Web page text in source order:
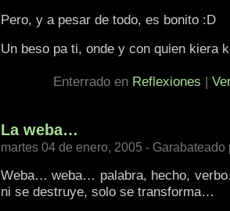
Pero, y a pesar de todo, es bonito :D
Un beso pa ti, onde y con quien kiera
Enterrado en Reflexiones |
La weba…
martes 04 de enero, 2005 -
Weba… weba… palabra, hecho,
ni se destruye, solo se transforma…